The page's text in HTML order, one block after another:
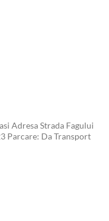
Adresa Strada Fagului
Parcare: Da Transport